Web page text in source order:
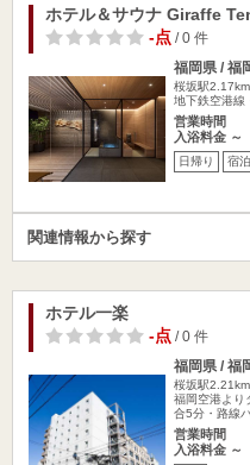
ホテル＆サウナ Giraffe
-点/ 0 件
福岡県 / 福
桜坂駅2.17km
地下鉄空港線
営業時間
入浴料金 ～
日帰り 宿泊
関連情報から探す
ホテル一楽
-点/ 0 件
福岡県 / 福
桜坂駅2.21km
福岡空港より
合5分・路線
営業時間
入浴料金 ～